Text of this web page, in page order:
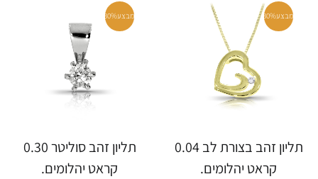
מבצע30%
תליון זהב בצורת לב 0.04
קראט יהלומים.
מבצע30%
תליון זהב סוליטר 0.30
קראט יהלומים.